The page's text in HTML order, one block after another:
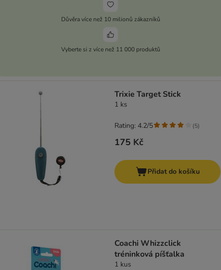
Důvěra více než 10 milionů zákazníků
Vyberte si z více než 11 000 produktů
Trixie Target Stick
1 ks
175 Kč
Rating: 4.2/5 (5)
Přidat do košíku
Coachi Whizzclick
tréninková píšťalka
1 kus